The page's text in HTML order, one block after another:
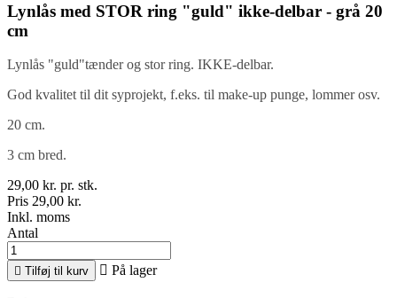
Lynlås med STOR ring "guld" ikke-delbar - grå 20
cm
Lynlås "guld"tænder og stor ring. IKKE-delbar.
God kvalitet til dit syprojekt, f.eks. til make-up punge, lommer osv.
20 cm.
3 cm bred.
29,00 kr. pr. stk.
Pris 29,00 kr.
Inkl. moms
Antal
 Tilføj til kurv  På lager